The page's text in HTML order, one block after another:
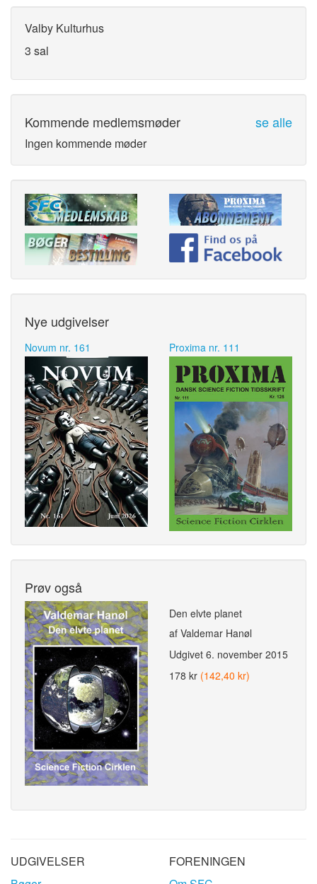
Valby Kulturhus
3 sal
Kommende medlemsmøder se alle
Ingen kommende møder
Nye udgivelser
Novum nr. 161 Proxima nr. 111
Prøv også
Den elvte planet
af Valdemar Hanøl
Udgivet 6. november 2015
178 kr (142,40 kr)
UDGIVELSER
FORENINGEN